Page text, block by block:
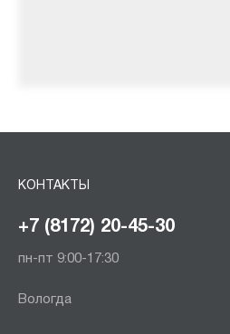
КОНТАКТЫ
+7 (8172) 20-45-30
пн-пт 9:00-17:30
Вологда